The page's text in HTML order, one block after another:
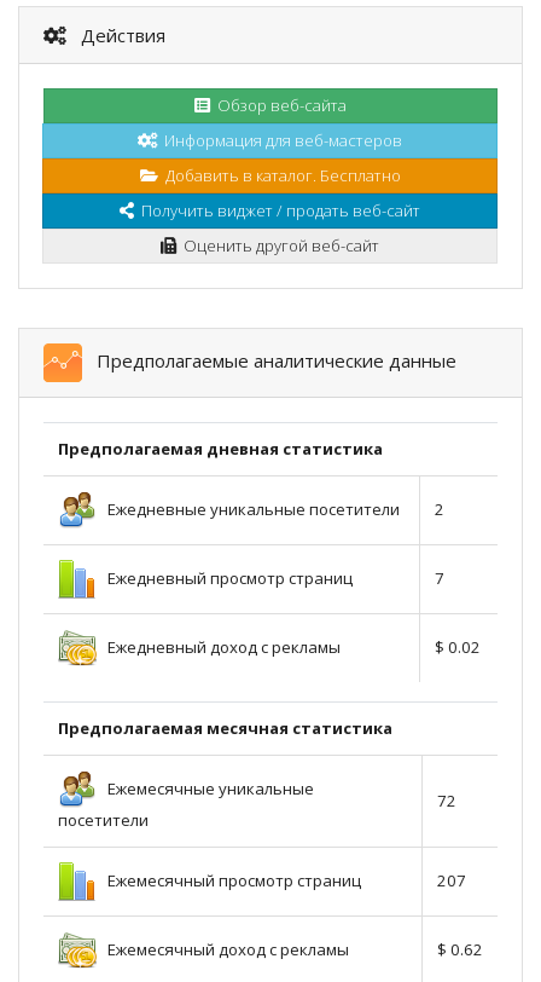
Действия
Обзор веб-сайта
Информация для веб-мастеров
Добавить в каталог. Бесплатно
Получить виджет / продать веб-сайт
Оценить другой веб-сайт
Предполагаемые аналитические данные
Предполагаемая дневная статистика
Ежедневные уникальные посетители 2
Ежедневный просмотр страниц 7
Ежедневный доход с рекламы $ 0.02
Предполагаемая месячная статистика
Ежемесячные уникальные
посетители
72
Ежемесячный просмотр страниц 207
Ежемесячный доход с рекламы $ 0.62